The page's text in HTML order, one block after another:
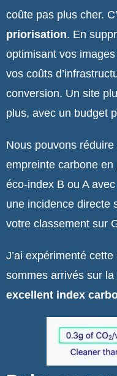
coûte pas plus cher.
priorisation. En
optimisant vos
vos coûts
conversion. Un site
plus, avec un budget
Nous pouvons
empreinte carbone en
éco-index B ou A
une incidence directe
votre classement sur
J’ai expérimenté
sommes arrivés sur
excellent index